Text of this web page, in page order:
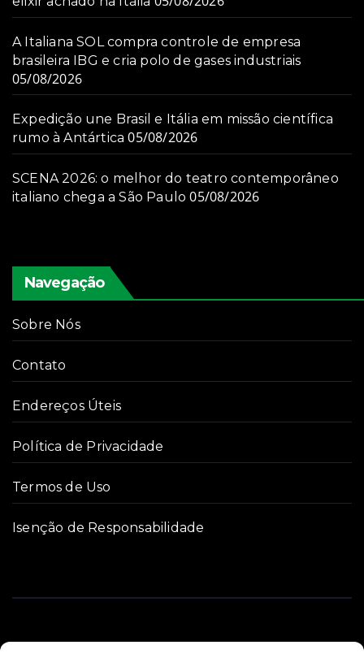
A Italiana SOL compra controle de empresa
brasileira IBG e cria polo de gases industriais
05/08/2026
Expedição une Brasil e Itália em missão científica
rumo à Antártica 05/08/2026
SCENA 2026: o melhor do teatro contemporâneo
italiano chega a São Paulo 05/08/2026
Navegação
Sobre Nós
Contato
Endereços Úteis
Política de Privacidade
Termos de Uso
Isenção de Responsabilidade